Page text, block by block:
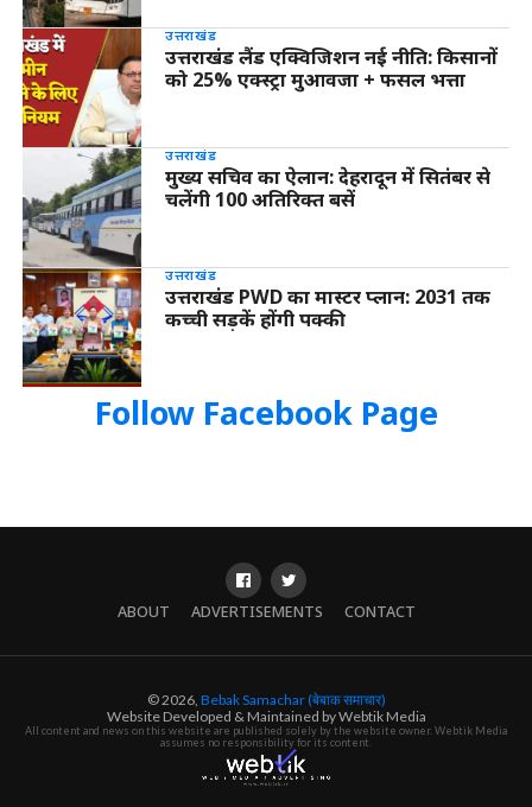
उत्तराखंड
उत्तराखंड लैंड एक्विजिशन नई नीति: किसानों
को 25% एक्स्ट्रा मुआवजा + फसल भत्ता
उत्तराखंड
मुख्य सचिव का ऐलान: देहरादून में सितंबर से
चलेंगी 100 अतिरिक्त बसें
उत्तराखंड
उत्तराखंड PWD का मास्टर प्लान: 2031 तक
कच्ची सड़कें होंगी पक्की
Follow Facebook Page
ABOUT ADVERTISEMENTS CONTACT
© 2026, Bebak Samachar (बेबाक समाचार)
Website Developed & Maintained by Webtik Media
All content and news on this website are published solely by the website owner. Webtik Media
assumes no responsibility for its content.